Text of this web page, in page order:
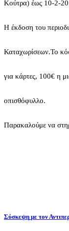
Κούτρα) έως 10-2-
Η έκδοση του
Καταχωρίσεων.Το
για κάρτες, 100€ η
οπισθόφυλλο.
Παρακαλούμε να
Σύσκεψη με τον